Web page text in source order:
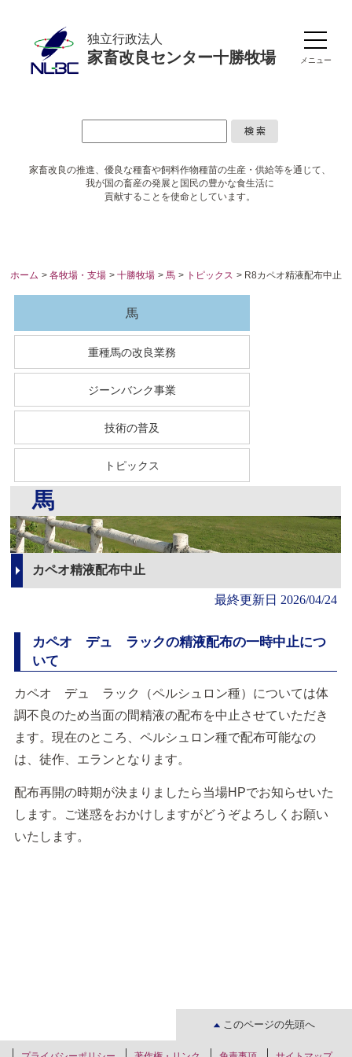
独立行政法人
家畜改良センター十勝牧場 メニュー
家畜改良の推進、優良な種畜や飼料作物種苗の生産・供給等を通じて、
我が国の畜産の発展と国民の豊かな食生活に
貢献することを使命としています。
ホーム >各牧場・支場 >十勝牧場 >馬 > トピックス > R8カペオ精液配布中止
馬
重種馬の改良業務
ジーンバンク事業
技術の普及
トピックス
馬
カペオ精液配布中止
最終更新日 2026/04/24
カペオ デュ ラックの精液配布の一時中止につ
いて
カペオ デュ ラック（ペルシュロン種）については体
調不良のため当面の間精液の配布を中止させていただき
ます。現在のところ、ペルシュロン種で配布可能なの
は、徒作、エランとなります。
配布再開の時期が決まりましたら当場HPでお知らせいた
します。ご迷惑をおかけしますがどうぞよろしくお願い
いたします。
このページの先頭へ